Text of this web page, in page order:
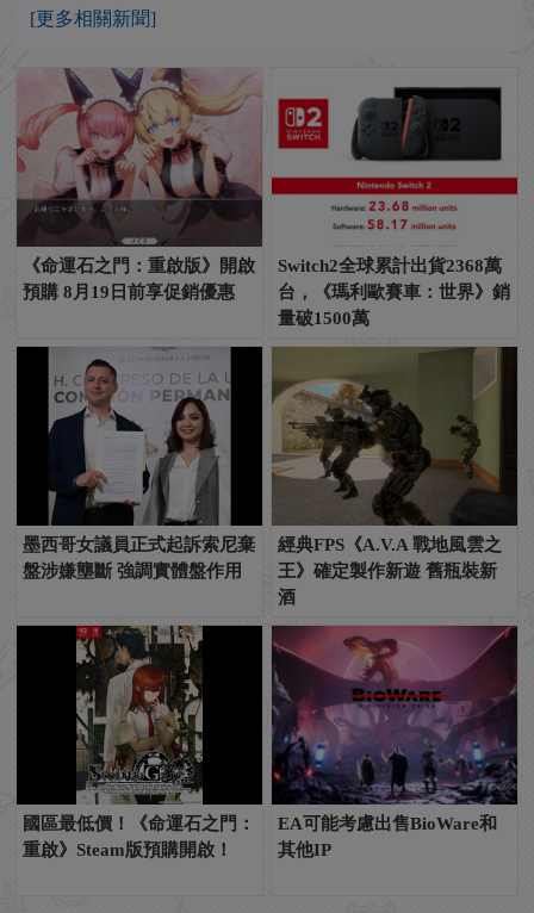
[更多相關新聞]
《命運石之門：重啟版》開啟
預購 8月19日前享促銷優惠
Switch2全球累計出貨2368萬
台，《瑪利歐賽車：世界》銷
量破1500萬
墨西哥女議員正式起訴索尼棄
盤涉嫌壟斷 強調實體盤作用
經典FPS《A.V.A 戰地風雲之
王》確定製作新遊 舊瓶裝新
酒
國區最低價！《命運石之門：
重啟》Steam版預購開啟！
EA可能考慮出售BioWare和
其他IP